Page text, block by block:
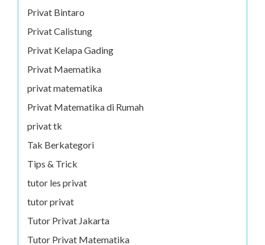
Privat Bintaro
Privat Calistung
Privat Kelapa Gading
Privat Maematika
privat matematika
Privat Matematika di Rumah
privat tk
Tak Berkategori
Tips & Trick
tutor les privat
tutor privat
Tutor Privat Jakarta
Tutor Privat Matematika